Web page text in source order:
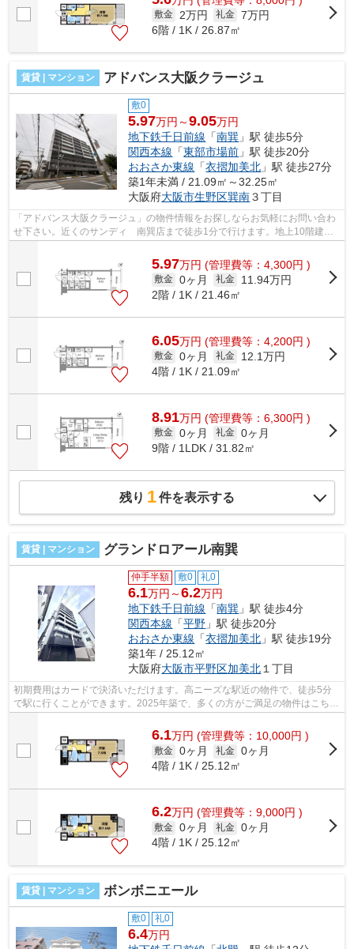
敷金 2万円 礼金 7万円
6階 / 1K / 26.87㎡
賃貸 | マンション アドバンス大阪クラージュ
敷0
5.97万円～9.05万円
地下鉄千日前線 「南巽 」駅 徒歩5分
関西本線 「東部市場前 」駅 徒歩20分
おおさか東線 「衣摺加美北 」駅 徒歩27分
築1年未満 / 21.09㎡～32.25㎡
大阪府大阪市生野区巽南３丁目
「アドバンス大阪クラージュ」の物件情報をお探しならお気軽にお問い合わ
せ下さい。近くのサンディ 南巽店まで徒歩1分で行けます。地上10階建て
5.97万円 (管理費等：4,300円 )
敷金 0ヶ月 礼金
11.94万円
2階 / 1K / 21.46㎡
6.05万円 (管理費等：4,200円 )
敷金 0ヶ月 礼金
12.1万円
4階 / 1K / 21.09㎡
8.91万円 (管理費等：6,300円 )
敷金 0ヶ月 礼金 0ヶ月
9階 / 1LDK / 31.82㎡
残り 1件を表示する
賃貸 | マンション グランドロアール南巽
仲手半額 敷0 礼0
6.1万円～6.2万円
地下鉄千日前線 「南巽 」駅 徒歩4分
関西本線 「平野 」駅 徒歩20分
おおさか東線 「衣摺加美北 」駅 徒歩19分
築1年 / 25.12㎡
大阪府大阪市平野区加美北 １丁目
初期費用はカードで決済いただけます。高ニーズな駅近の物件で、徒歩5分
で駅に行くことができます。2025年築で、多くの方がご満足の物件はこちら
6.1万円 (管理費等：10,000円 )
敷金 0ヶ月 礼金 0ヶ月
4階 / 1K / 25.12㎡
6.2万円 (管理費等：9,000円 )
敷金 0ヶ月 礼金 0ヶ月
4階 / 1K / 25.12㎡
賃貸 | マンション ボンボニエール
敷0 礼0
6.4万円